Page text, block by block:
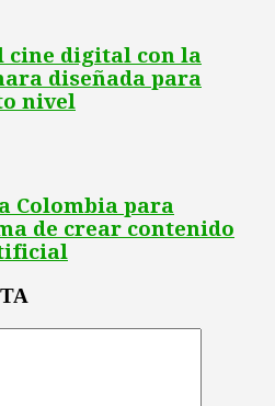
cine digital con la
diseñada para
nivel
Colombia para
de crear contenido